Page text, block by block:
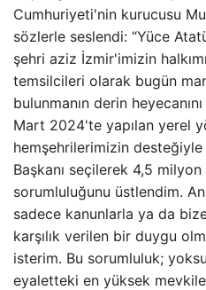
Cumhuriyeti'nin kurucusu
sözlerle seslendi: “Yüce
şehri aziz İzmir'imizin
temsilcileri olarak bugün
bulunmanın derin
Mart 2024'te yapılan yerel
hemşehrilerimizin
Başkanı seçilerek 4,5
sorumluluğunu üstlendim.
sadece kanunlarla ya da
karşılık verilen bir duygu
isterim. Bu sorumluluk;
eyaletteki en yüksek